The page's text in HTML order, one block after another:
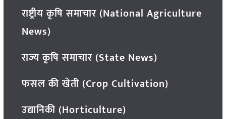
राष्ट्रीय कृषि समाचार (National Agriculture
News)
राज्य कृषि समाचार (State News)
फसल की खेती (Crop Cultivation)
उद्यानिकी (Horticulture)